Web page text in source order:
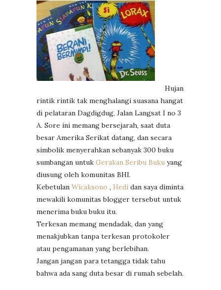
Hujan
rintik rintik tak menghalangi suasana hangat
di pelataran Dagdigdug, Jalan Langsat I no 3
A. Sore ini memang bersejarah, saat duta
besar Amerika Serikat datang, dan secara
simbolik menyerahkan sebanyak 300 buku
sumbangan untuk Gerakan Seribu Buku yang
diusung oleh komunitas BHI.
Kebetulan Wicaksono , Hedi dan saya diminta
mewakili komunitas blogger tersebut untuk
menerima buku buku itu.
Terkesan memang mendadak, dan yang
menakjubkan tanpa terkesan protokoler
atau pengamanan yang berlebihan.
Jangan jangan para tetangga tidak tahu
bahwa ada sang duta besar di rumah sebelah.